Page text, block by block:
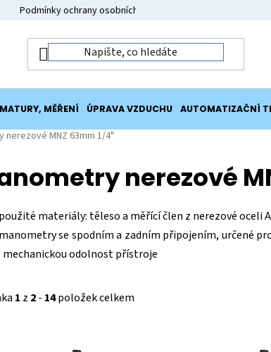
Podmínky ochrany osobních údajů
MĚŘENÍ ÚPRAVA VZDUCHU AUTOMATIZAČNÍ
nerezové MNZ 63mm 1/4"
nerezové
použité materiály: těleso a měřící člen z nerezové oceli
manometry se spodním a zadním připojením, určené
mechanickou odolnost přístroje
1 z 2- 14položek celkem